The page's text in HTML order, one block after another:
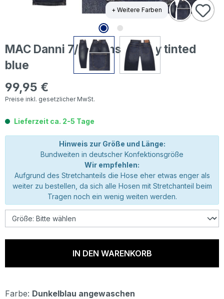
+ Weitere Farben
MAC Danni 7/8 Jeans stormy tinted
blue
Regulärer Preis:
99,95 €
Preise inkl. gesetzlicher MwSt.
Lieferzeit ca. 2-5 Tage
Hinweis zur Größe und Länge:
Bundweiten in deutscher Konfektionsgröße
Wir empfehlen:
Aufgrund des Stretchanteils die Hose eher etwas enger als
weiter zu bestellen, da sich alle Hosen mit Stretchanteil beim
Tragen noch ein wenig weiten werden.
IN DEN WARENKORB
Farbe: Dunkelblau angewaschen